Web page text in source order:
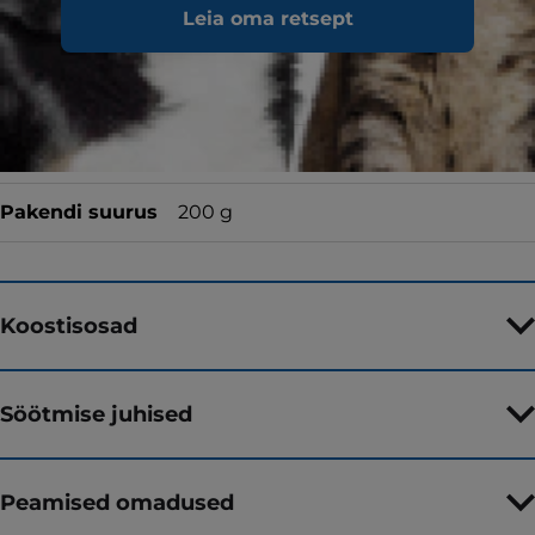
Leia oma retsept
Toidutüüp
Maitse
Pakendi suurus 200 g
Koostisosad
Söötmise juhised
Peamised omadused